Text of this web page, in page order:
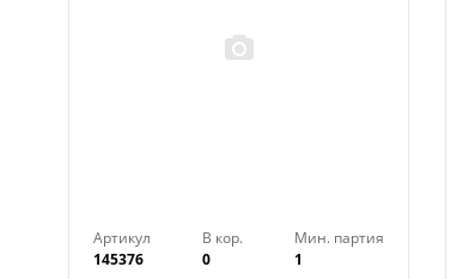
Артикул
145376
В кор.
0
Мин. партия
1